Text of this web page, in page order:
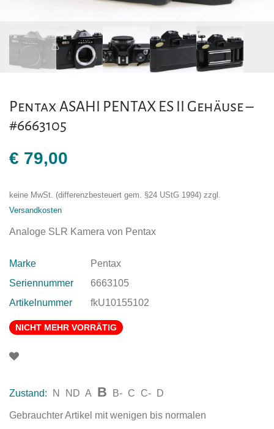
Pentax ASAHI PENTAX ES II Gehäuse –
#6663105
€ 79,00
keine MwSt. (differenzbesteuert gem. §24 UStG 1994) zzgl.
Versandkosten
Analoge SLR Kamera von Pentax
Marke
Pentax
Seriennummer
6663105
Artikelnummer
fkU10155102
NICHT MEHR VORRÄTIG
Zustand: N ND A B B- C C- D
Gebrauchter Artikel mit wenigen bis normalen